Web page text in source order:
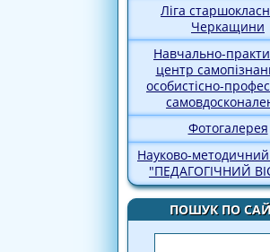
Ліга
Черкащини
Навчально-
центр
особистісно-
Фотогалерея
Науково-
"ПЕДАГОГІЧНИЙ
ПОШУК ПО
Пошук